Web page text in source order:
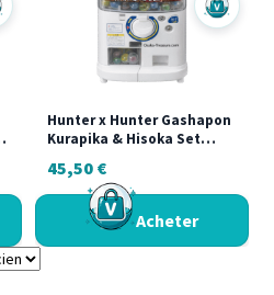
sur Vinted Acheter
Hunter x Hunter Gashapon
Kurapika & Hisoka Set
Neuf Capsule
45,50 €
Acheter